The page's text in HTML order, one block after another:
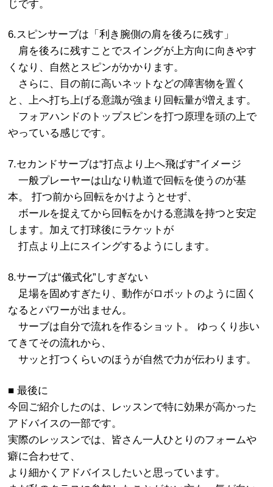
じです。
6.スピンサーブは「利き腕側の肩を後ろに残す」
肩を後ろに残すことでスイングが上方向に向きやす
くなり、自然とスピンがかかります。
さらに、目の前に高いネットなどの障害物を置く
と、上へ打ち上げる意識が強まり回転量が増えます。
フォアハンドのトップスピンを打つ原理を頭の上で
やっている感じです。
7.セカンドサーブは“打点より上へ飛ばす”イメージ
一般プレーヤーは山なり軌道で回転を使うのが基
本。 打つ前から回転をかけようとせず、
ボールを捉えてから回転をかける意識を持つと安定
します。加えて打球後にラケットが
打点より上にスイングするようにします。
8.サーブは“儀式化”しすぎない
足場を固めすぎたり、動作がロボットのように固く
なるとパワーが出ません。
サーブは自分で流れを作るショット。 ゆっくり歩い
てきてその流れから、
サッと打つくらいのほうが自然で力が伝わります。
■ 最後に
今回ご紹介したのは、レッスンで特に効果が高かった
アドバイスの一部です。
実際のレッスンでは、皆さん一人ひとりのフォームや
癖に合わせて、
より細かくアドバイスしたいと思っています。